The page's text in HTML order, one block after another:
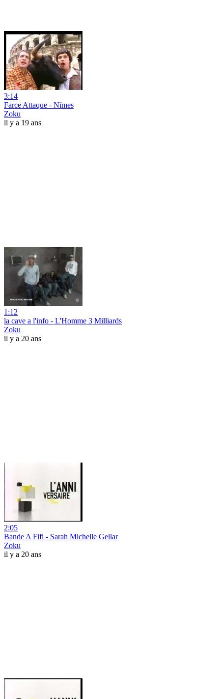
3:14
Farce Attaque - Nîmes
Zoku
il y a 19 ans
1:12
la cave a l'info - L'Homme 3 Milliards
Zoku
il y a 20 ans
2:05
Bande A Fifi - Sarah Michelle Gellar
Zoku
il y a 20 ans